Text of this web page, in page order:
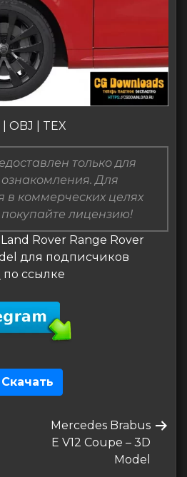
| OBJ | TEX
только для
Для
в коммерческих целях
покупайте лицензию!
Rover Range Rover
для подписчиков
по ссылке
Скачать
Следующая
запись
Mercedes Brabus
E V12 Coupe – 3D
Model